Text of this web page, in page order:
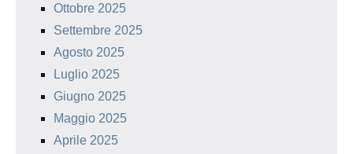
Ottobre 2025
Settembre 2025
Agosto 2025
Luglio 2025
Giugno 2025
Maggio 2025
Aprile 2025